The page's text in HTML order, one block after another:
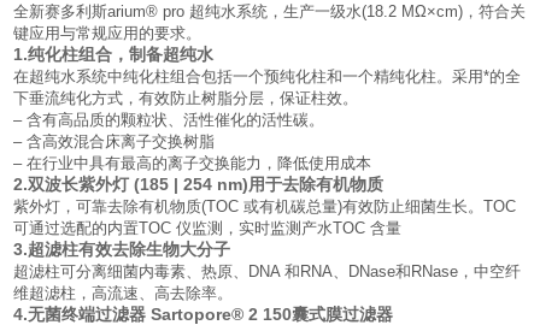
全新赛多利斯arium® pro 超纯水系统，生产一级水(18.2 MΩ×cm)，符合关
键应用与常规应用的要求。
1.纯化柱组合，制备超纯水
在超纯水系统中纯化柱组合包括一个预纯化柱和一个精纯化柱。采用*的全
下垂流纯化方式，有效防止树脂分层，保证柱效。
– 含有高品质的颗粒状、活性催化的活性碳。
– 含高效混合床离子交换树脂
– 在行业中具有最高的离子交换能力，降低使用成本
2.双波长紫外灯 (185 | 254 nm)用于去除有机物质
紫外灯，可靠去除有机物质(TOC 或有机碳总量)有效防止细菌生长。TOC
可通过选配的内置TOC 仪监测，实时监测产水TOC 含量
3.超滤柱有效去除生物大分子
超滤柱可分离细菌内毒素、热原、DNA 和RNA、DNase和RNase，中空纤
维超滤柱，高流速、高去除率。
4.无菌终端过滤器 Sartopore® 2 150囊式膜过滤器